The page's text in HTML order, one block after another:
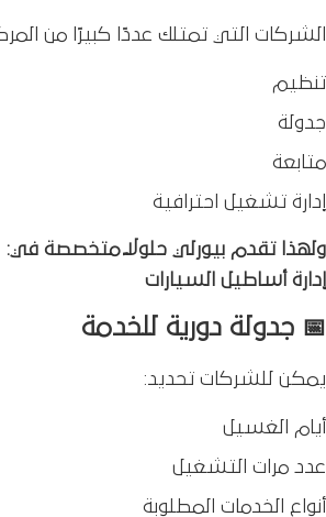
الشركات التي تمتلك عددًا كبيرًا من
تنظيم
جدولة
متابعة
إدارة تشغيل احترافية
ولهذا تقدم بيورلي حلولًا متخصصة في:
إدارة أساطيل السيارات
📅 جدولة دورية للخدمة
يمكن للشركات تحديد:
أيام الغسيل
عدد مرات التشغيل
أنواع الخدمات المطلوبة